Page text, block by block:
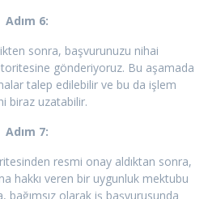
Adım 6:
sonra, başvurunuzu nihai
gönderiyoruz. Bu aşamada
talep edilebilir ve bu da işlem
biraz uzatabilir.
Adım 7:
resmi onay aldıktan sonra,
hakkı veren bir uygunluk mektubu
bağımsız olarak iş başvurusunda